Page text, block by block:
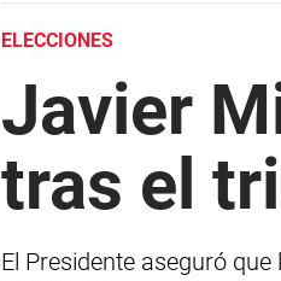
ELECCIONES
Javier
tras el
El Presidente aseguró